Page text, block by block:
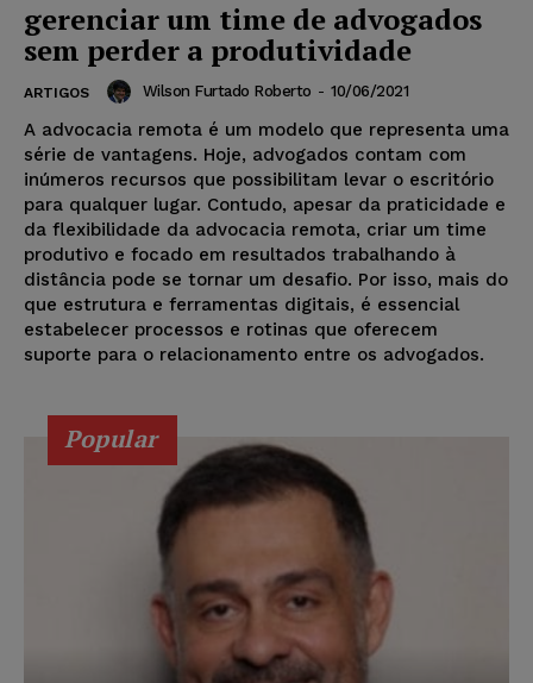
gerenciar um time de advogados
sem perder a produtividade
ARTIGOS Wilson Furtado Roberto - 10/06/2021
A advocacia remota é um modelo que representa uma
série de vantagens. Hoje, advogados contam com
inúmeros recursos que possibilitam levar o escritório
para qualquer lugar. Contudo, apesar da praticidade e
da flexibilidade da advocacia remota, criar um time
produtivo e focado em resultados trabalhando à
distância pode se tornar um desafio. Por isso, mais do
que estrutura e ferramentas digitais, é essencial
estabelecer processos e rotinas que oferecem
suporte para o relacionamento entre os advogados.
Popular